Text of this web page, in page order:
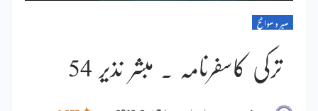
سیر و سوانح
ترکی کاسفرنامہ ۔ مبشر نذیر 54